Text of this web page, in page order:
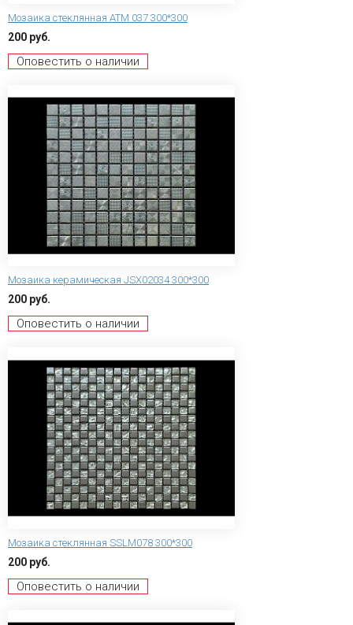
Мозаика стеклянная ATM 037 300*300
200 руб.
Оповестить о наличии
Мозаика керамическая JSX02034 300*300
200 руб.
Оповестить о наличии
Мозаика стеклянная SSLM078 300*300
200 руб.
Оповестить о наличии